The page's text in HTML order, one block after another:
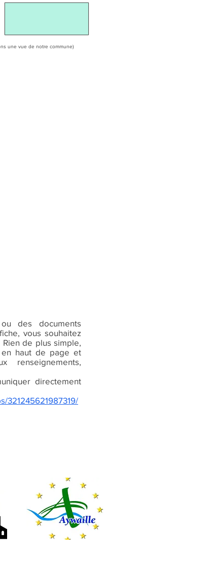
une vue de notre commune)
des documents
vous souhaitez
de plus simple,
en haut de page et
renseignements,
directement
321245621987319/